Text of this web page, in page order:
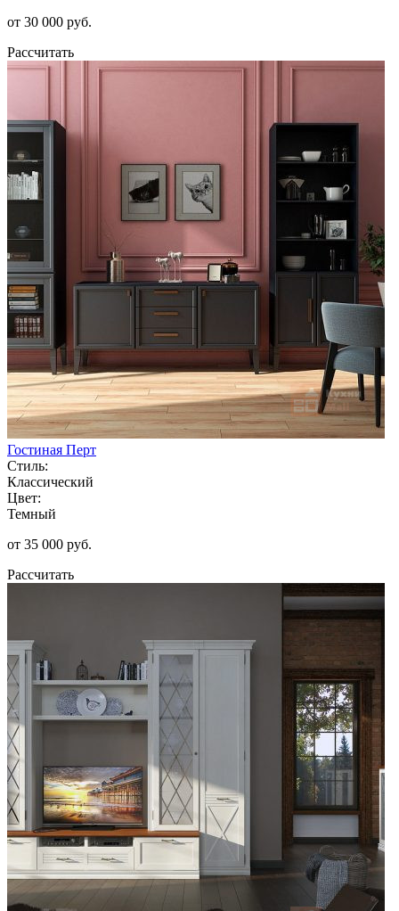
от 30 000 руб.
Рассчитать
Гостиная Перт
Стиль:
Классический
Цвет:
Темный
от 35 000 руб.
Рассчитать